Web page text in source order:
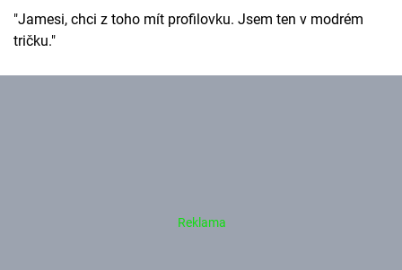
"Jamesi, chci z toho mít profilovku. Jsem ten v modrém
tričku."